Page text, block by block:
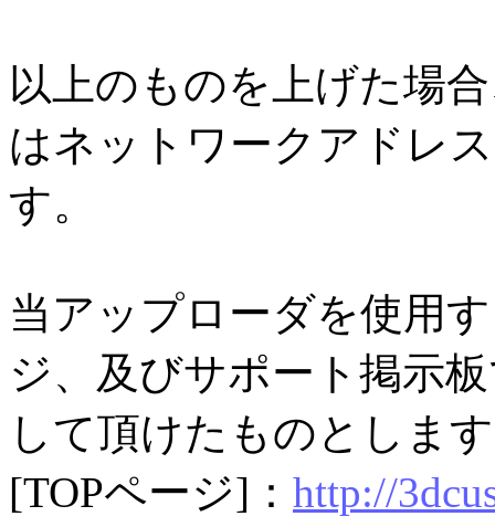
以上のものを上げた場
はネットワークアドレ
す。
当アップローダを使用
ジ、及びサポート掲示
して頂けたものとしま
[TOPページ]： http://